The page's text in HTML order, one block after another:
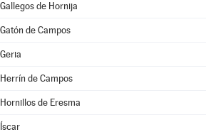
Gallegos de Hornija
Gatón de Campos
Geria
Herrín de Campos
Hornillos de Eresma
Íscar